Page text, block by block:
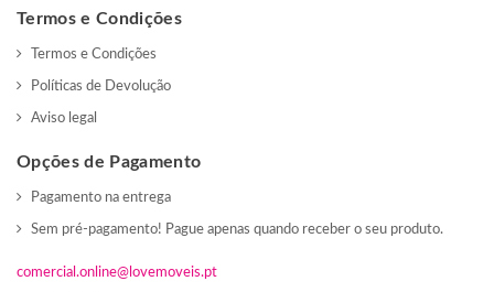
Termos e Condições
Termos e Condições
Políticas de Devolução
Aviso legal
Opções de Pagamento
Pagamento na entrega
Sem pré-pagamento! Pague apenas quando receber o seu produto.
comercial.online@lovemoveis.pt